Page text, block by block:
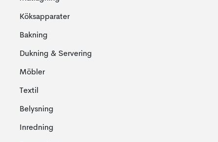
Köksapparater
Bakning
Dukning & Servering
Möbler
Textil
Belysning
Inredning